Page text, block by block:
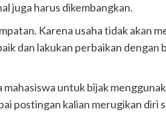
juga harus dikembangkan.
Karena usaha tidak akan
dan lakukan perbaikan
untuk bijak
postingan kalian merugikan diri